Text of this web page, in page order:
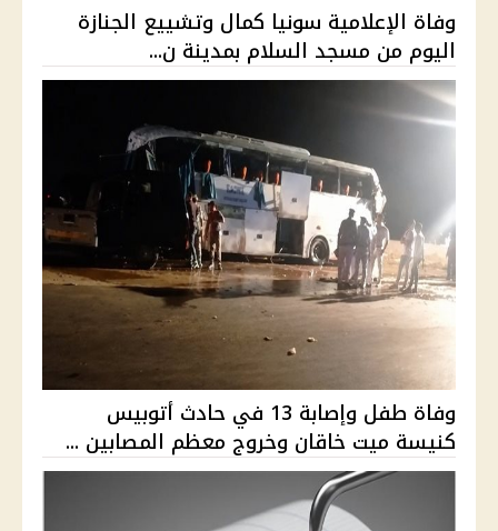
وفاة الإعلامية سونيا كمال وتشييع الجنازة
اليوم من مسجد السلام بمدينة ن...
وفاة طفل وإصابة 13 في حادث أتوبيس
كنيسة ميت خاقان وخروج معظم المصابين ...